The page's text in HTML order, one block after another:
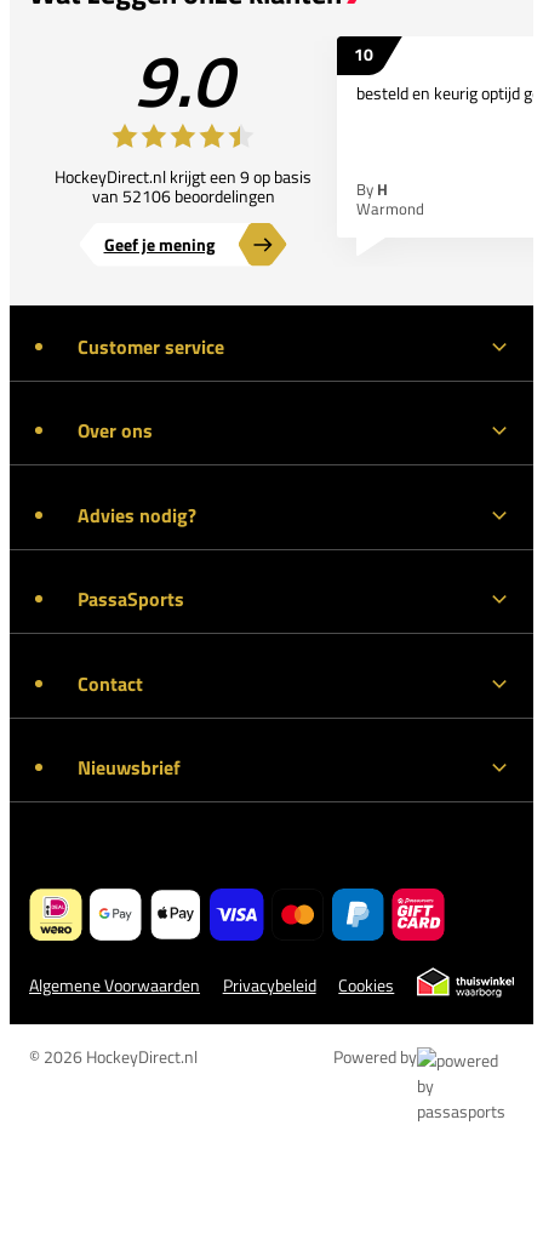
9.0
HockeyDirect.nl krijgt een 9 op basis
van 52106 beoordelingen
Geef je mening
10
besteld en keurig optijd
By H
Warmond
Customer service
Over ons
Advies nodig?
PassaSports
Contact
Nieuwsbrief
Algemene Voorwaarden Privacybeleid Cookies
© 2026 HockeyDirect.nl Powered by